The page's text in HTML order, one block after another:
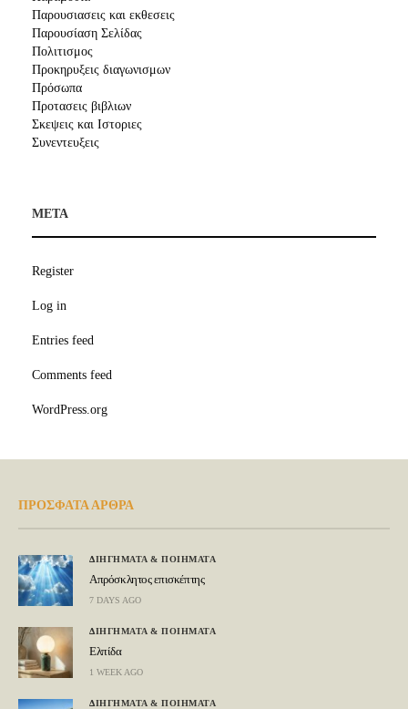
Παρουσιασεις και εκθεσεις
Παρουσίαση Σελίδας
Πολιτισμος
Προκηρυξεις διαγωνισμων
Πρόσωπα
Προτασεις βιβλιων
Σκεψεις και Ιστοριες
Συνεντευξεις
META
Register
Log in
Entries feed
Comments feed
WordPress.org
ΠΡΟΣΦΑΤΑ ΑΡΘΡΑ
ΔΙΗΓΗΜΑΤΑ & ΠΟΙΗΜΑΤΑ
Απρόσκλητος επισκέπτης
7 DAYS AGO
ΔΙΗΓΗΜΑΤΑ & ΠΟΙΗΜΑΤΑ
Ελπίδα
1 WEEK AGO
ΔΙΗΓΗΜΑΤΑ & ΠΟΙΗΜΑΤΑ